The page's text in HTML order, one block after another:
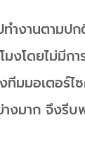
ำงานตามป
งโดยไม่มีกา
มมอเตอร์ไ
งมาก จึงรีบ